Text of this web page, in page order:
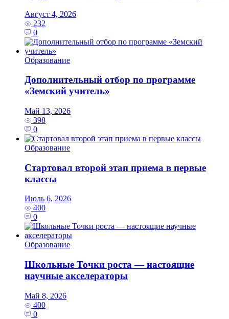
Август 4, 2026
232
0
Образование
Дополнительный отбор по программе
«Земский учитель»
Май 13, 2026
398
0
Образование
Стартовал второй этап приема в первые
классы
Июль 6, 2026
400
0
Образование
Школьные Точки роста — настоящие
научные акселераторы
Май 8, 2026
400
0